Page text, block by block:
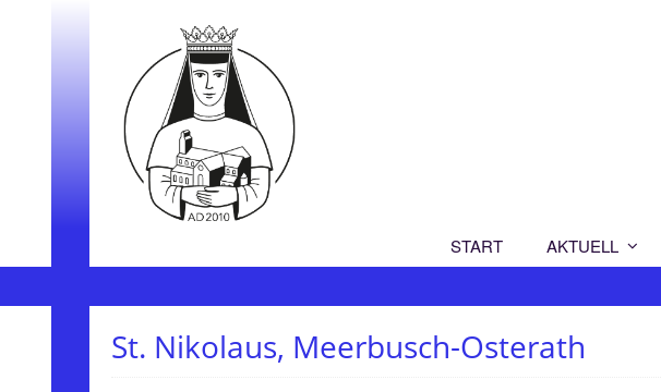
START AKTUELL
St. Nikolaus, Meerbusch-Osterath